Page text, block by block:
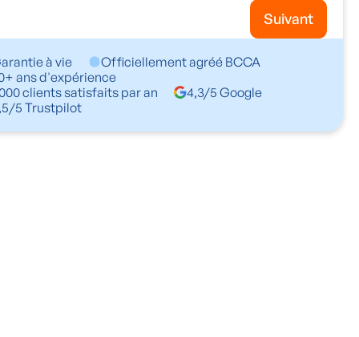
Suivant
à vie
Officiellement agréé BCCA
ans d'expérience
clients satisfaits par an
4,3/5 Google
5 Trustpilot